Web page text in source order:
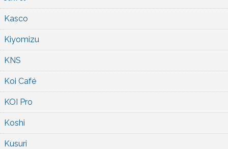
Kasco
Kiyomizu
KNS
Koi Café
KOI Pro
Koshi
Kusuri